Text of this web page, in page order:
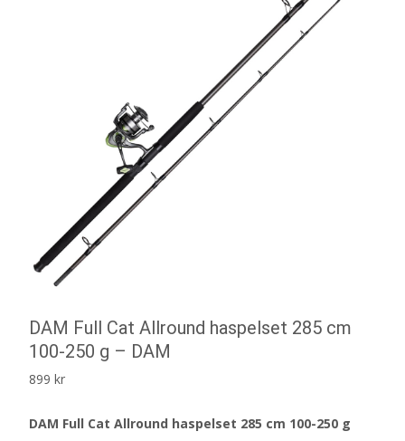
DAM Full Cat Allround haspelset 285 cm
100-250 g – DAM
899 kr
DAM Full Cat Allround haspelset 285 cm 100-250 g